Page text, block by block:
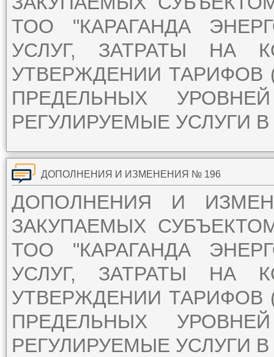
ТОО "КАРАГАНДА
УСЛУГ, ЗАТРАТЫ НА
УТВЕРЖДЕНИИ ТАРИФОВ
ПРЕДЕЛЬНЫХ
РЕГУЛИРУЕМЫЕ УСЛУГИ В
ДОПОЛНЕНИЯ И ИЗМЕНЕНИЯ № 196
ДОПОЛНЕНИЯ И
ЗАКУПАЕМЫХ
ТОО "КАРАГАНДА
УСЛУГ, ЗАТРАТЫ НА
УТВЕРЖДЕНИИ ТАРИФОВ
ПРЕДЕЛЬНЫХ
РЕГУЛИРУЕМЫЕ УСЛУГИ В